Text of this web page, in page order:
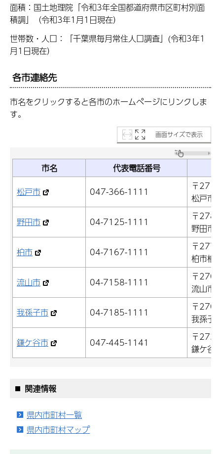
面積：国土地理院「令和3年全国都道府県市区町村別面
積調」（令和3年1月1日現在）
世帯数・人口：「千葉県毎月常住人口調査」(令和3年1
月1日現在）
各市連絡先
市名をクリックすると各市のホームページにリンクしま
す。
画面サイズで表示
市名
代表電話番号
松戸市
047-366-1111
〒
松戸市
野田市
04-7125-1111
〒
野田市
柏市
04-7167-1111
〒
柏市柏
流山市
04-7158-1111
〒
流山市
我孫子市
04-7185-1111
〒
我孫子
鎌ケ谷市
047-445-1141
〒
鎌ケ谷
関連情報
県内市町村一覧
県内市町村マップ